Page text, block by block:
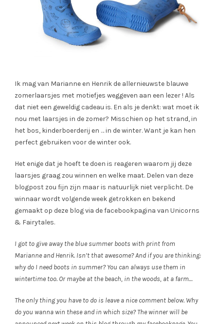
Ik mag van Marianne en Henrik de allernieuwste blauwe
zomerlaarsjes met motiefjes weggeven aan een lezer ! Als
dat niet een geweldig cadeau is. En als je denkt: wat moet ik
nou met laarsjes in de zomer? Misschien op het strand, in
het bos, kinderboerderij en … in de winter. Want je kan hen
perfect gebruiken voor de winter ook.
Het enige dat je hoeft te doen is reageren waarom jij deze
laarsjes graag zou winnen en welke maat. Delen van deze
blogpost zou fijn zijn maar is natuurlijk niet verplicht. De
winnaar wordt volgende week getrokken en bekend
gemaakt op deze blog via de facebookpagina van Unicorns
& Fairytales.
I got to give away the blue summer boots with print from
Marianne and Henrik. Isn’t that awesome? And if you are thinking:
why do I need boots in summer? You can always use them in
wintertime too. Or maybe at the beach, in the woods, at a farm…
The only thing you have to do is leave a nice comment below. Why
do you wanna win these and in which size? The winner will be